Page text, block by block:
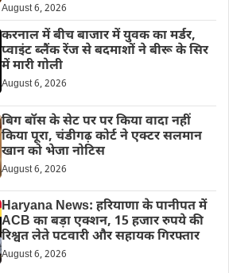
August 6, 2026
करनाल में बीच बाजार में युवक का मर्डर,
प्वाइंट ब्लैंक रेंज से बदमाशों ने बीरू के सिर
में मारी गोली
August 6, 2026
बिग बॉस के सेट पर पर किया वादा नहीं
किया पूरा, चंडीगढ़ कोर्ट ने एक्टर सलमान
खान को भेजा नोटिस
August 6, 2026
Haryana News: हरियाणा के पानीपत में
ACB का बड़ा एक्शन, 15 हजार रुपये की
रिश्वत लेते पटवारी और सहायक गिरफ्तार
August 6, 2026